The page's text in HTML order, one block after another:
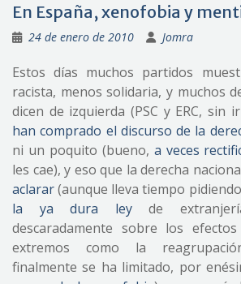
En España, xenofobia y
24 de enero de 2010 Jomra
Estos días muchos partidos
racista, menos solidaria, y muchos
dicen de izquierda (PSC y ERC, sin
han comprado el discurso de la
ni un poquito (bueno, a veces
les cae), y eso que la derecha
aclarar(aunque lleva tiempo
la ya dura leyde
descaradamente sobre los
extremos como la
finalmente se ha limitado, por